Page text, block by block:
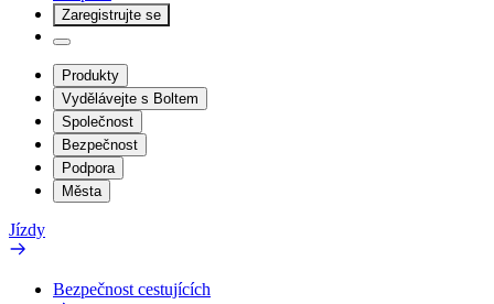
Zaregistrujte se
Produkty
Vydělávejte s Boltem
Společnost
Bezpečnost
Podpora
Města
Jízdy
Bezpečnost cestujících